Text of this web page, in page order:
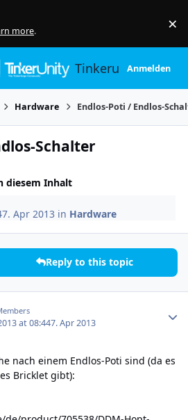
more. ×
TinkerunityAnmelden
Hardware Endlos-Poti / Endlos-
Schalter
diesem Inhalt
7. Apr 2013 in Hardware
Reply to this topic
at 08:447. Apr 2013
nach einem Endlos-Poti sind (da es
Bricklet gibt):